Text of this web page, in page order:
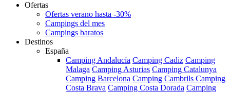
Ofertas
Ofertas verano hasta -30%
Campings del mes
Campings baratos
Destinos
España
Camping Andalucía Camping Cadiz Camping
Malaga Camping Asturias Camping Catalunya
Camping Barcelona Camping Cambrils Camping
Costa Brava Camping Costa Dorada Camping